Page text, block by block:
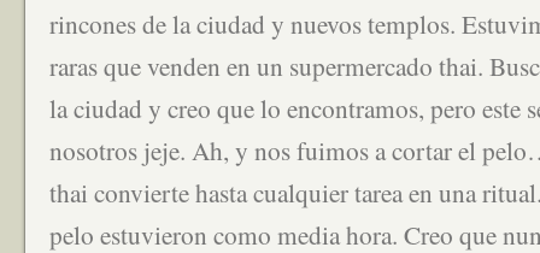
rincones de la ciudad y nuevos templos.
raras que venden en un supermercado thai.
la ciudad y creo que lo encontramos, pero este
nosotros jeje. Ah, y nos fuimos a cortar el
thai convierte hasta cualquier tarea en una
pelo estuvieron como media hora. Creo que